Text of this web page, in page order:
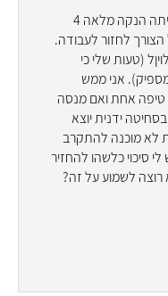
שלום רב, התינוקת שלי בת 8 צודשים. היתה הנקה מלאה 4
לחזור לעבודה.
(טעות שלי כי
אני ממש
טיפה אחת ואם מנסה
ידנית יוצא
לא מוכנה להתקרב
סיכוי כלשהו להחזיר
לשמוע על זה?